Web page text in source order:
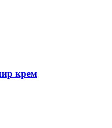
крем